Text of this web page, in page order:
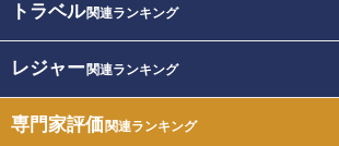
トラベル関連ランキング
レジャー関連ランキング
専門家評価関連ランキング